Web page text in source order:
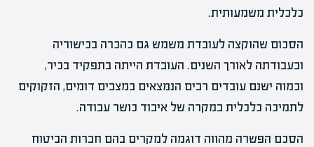
כלכלית משמעותית.
הסכום שהוקצה לעובדת משמש גם כהכרה בכישוריה
ובעבודתה לאורך השנים. העובדת הייתה בתפקיד בכיר,
וכמוה ישנם עובדים רבים הנמצאים במצבים דומים, הזקוקים
לתמיכה כלכלית במקרה של איבוד כושר עבודה.
הסכם הפשרה מהווה דוגמה למקרים בהם חברות הביטוח